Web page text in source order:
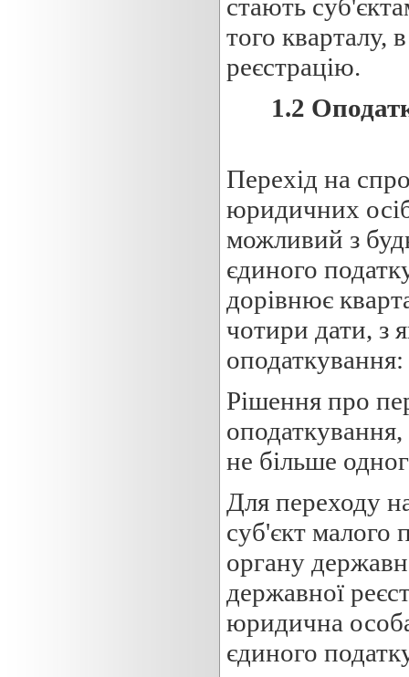
стають
того кварталу,
реєстрацію.
1.2
Перехід на
юридичних осіб
можливий з
єдиного
дорівнює
чотири дати, з
Рішення про
не більше
Для переходу
суб'єкт малого
органу
державної
юридична
єдиного